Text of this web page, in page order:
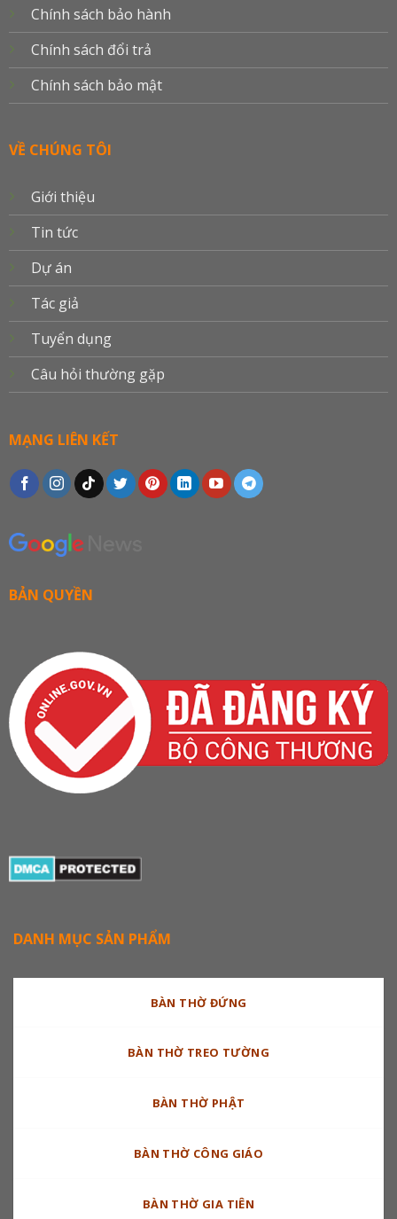
Chính sách bảo hành
Chính sách đổi trả
Chính sách bảo mật
VỀ CHÚNG TÔI
Giới thiệu
Tin tức
Dự án
Tác giả
Tuyển dụng
Câu hỏi thường gặp
MẠNG LIÊN KẾT
BẢN QUYỀN
DANH MỤC SẢN PHẨM
BÀN THỜ ĐỨNG
BÀN THỜ TREO TƯỜNG
BÀN THỜ PHẬT
BÀN THỜ CÔNG GIÁO
BÀN THỜ GIA TIÊN